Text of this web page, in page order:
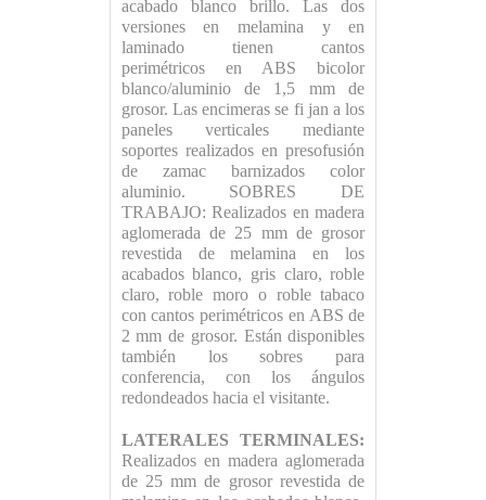
acabado blanco brillo. Las dos
versiones en melamina y en
laminado tienen cantos
perimétricos en ABS bicolor
blanco/aluminio de 1,5 mm de
grosor. Las encimeras se fi jan a los
paneles verticales mediante
soportes realizados en presofusión
de zamac barnizados color
aluminio. SOBRES DE
TRABAJO: Realizados en madera
aglomerada de 25 mm de grosor
revestida de melamina en los
acabados blanco, gris claro, roble
claro, roble moro o roble tabaco
con cantos perimétricos en ABS de
2 mm de grosor. Están disponibles
también los sobres para
conferencia, con los ángulos
redondeados hacia el visitante.
LATERALES TERMINALES:
Realizados en madera aglomerada
de 25 mm de grosor revestida de